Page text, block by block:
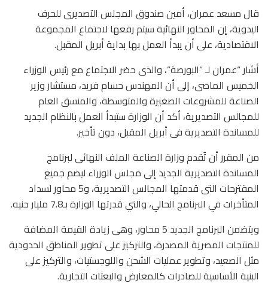
قال مسعد عمران، أمين صندوق المجلس التصديرى للحرف
اليدوية، إن المحاور النهائية سيتم رفعها لاجتماع المجموعة
الاقتصادية، على أن يبدأ العمل بها بداية أبريل المقبل.
أشار “عمران لـ “البورصة”، والذى حضر الاجتماع مع رئيس الوزراء
الخميس الماضى، إلى أن المهندس حسام فريد، مستشار وزير
الصناعة للمشروعات الصغيرة والمتوسطة، والمنسق العام
للمجالس التصديرية، أكد أن الوزارة ستبدأ العمل بالنظام الجديد
للمساندة التصديرية فى أبريل المقبل، دون تأخير.
من المقرر أن تُقدم وزارة الصناعة الملف النهائى لبرنامج
المساندة التصديرية الجديد إلى مجلس الوزراء ليضم جميع
المقترحات التى قدمتها المجالس التصديرية، و5 محاور لسداد
المتأخرات في البرنامج الحالي، والتي قدرتها الوزارة بـ7.8 مليار جنيه.
ويتضمن البرنامج الجديد 5 محاور، وهى زيادة القيمة المضافة
للمنتجات المصرية المصدرة، والتركيز على تطوير المناطق الحدودية
مثل الصعيد، وتطوير عمليات الشحن واللوجستيات، والتركيز على
البنية الأساسية للصادرات كالمعارض والبعثات التجارية.